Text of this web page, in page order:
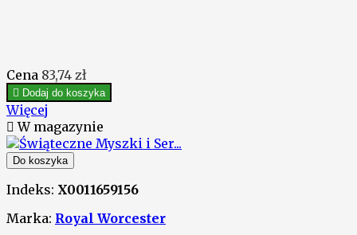
Cena 83,74 zł
 Dodaj do koszyka
Więcej
 W magazynie
Do koszyka
Indeks: X0011659156
Marka: Royal Worcester